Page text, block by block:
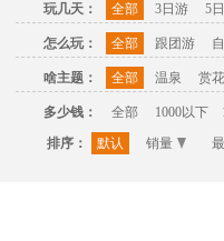
玩几天： 全部 3日游 5
怎么玩： 全部 跟团游
啥主题： 全部 温泉 赏花
多少钱： 全部 1000以下
排序：
默认 销量